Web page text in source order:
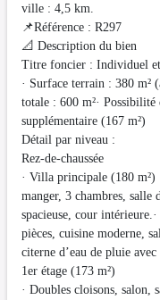
ville : 4,5 km.
📌Référence : R297
📐 Description du bien
Titre foncier : Individuel
· Surface terrain : 380 m²
totale : 600 m²·
supplémentaire (167 m²)
Détail par niveau :
Rez-de-chaussée
· Villa principale (180 m²)
manger, 3 chambres,
spacieuse, cour
pièces, cuisine moderne,
citerne d’eau de pluie
1er étage (173 m²)
· Doubles cloisons, salon,